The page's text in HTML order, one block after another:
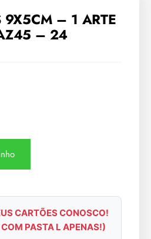
9X5CM – 1 ARTE
– 24
CARTÕES CONOSCO!
PASTA L APENAS!)